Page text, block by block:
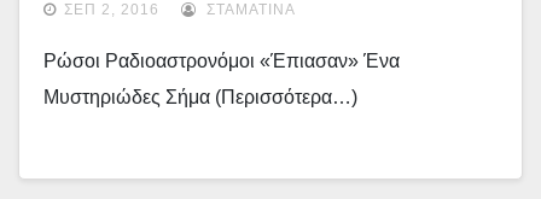
ΣΕΠ 2, 2016 ΣΤΑΜΑΤΊΝΑ
Ρώσοι Ραδιοαστρονόμοι «έπιασαν» Ένα
Μυστηριώδες Σήμα (περισσότερα…)